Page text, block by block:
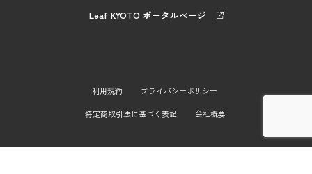
Leaf KYOTO ポータルページ
利用規約 プライバシーポリシー
特定商取引法に基づく表記 会社概要